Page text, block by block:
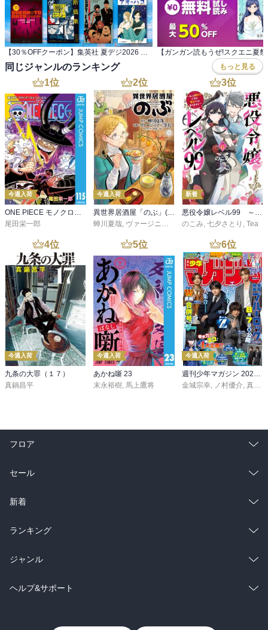
【30％OFFクーポン】集英社 夏デジ2026 ラノベ・小説・趣味実用 1,000冊以上対象
同じジャンルのランキング もっと見る
1位
今週入荷
尾田栄一郎
2位
今週入荷
蝉川夏哉 ヴァージニア二等兵 ,転
3位
新着
のこみ 七夕さとり Tea
4位
今週入荷
九条の大罪（１７）
真鍋昌平
5位
今週入荷
あかね噺 23
末永裕樹, 馬上鷹将
6位
今週入荷
週刊少年マガジン 2026年36・37号[2026年8月5日発売]
金城宗幸, ノ村優介, 真島ヒロ
フロア
総合
ラノベ
雑誌・グラビア
BL・TL
セール
総合
ラノベ
雑誌・グラビア
BL・TL
新着
総合
ラノベ
雑誌・グラビア
ランキング
総合
ラノベ
ジャンル
コミック
ヘルプ&サポート